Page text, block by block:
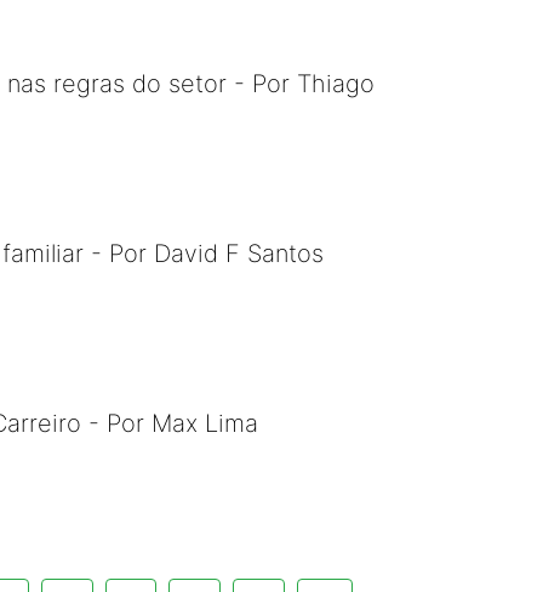
regras do setor - Por Thiago
- Por David F Santos
- Por Max Lima